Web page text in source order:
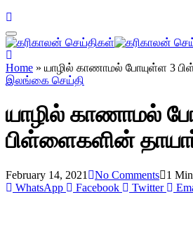
Home » யாழில் காணாமல் போயுள்ள 3
இலங்கை செய்தி
யாழில் காணாமல்
பிள்ளைகளின்
February 14, 2021 No Comments
1
WhatsApp
Facebook Twitter